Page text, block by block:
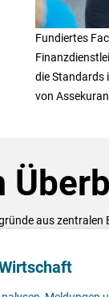
Fundiertes
die Standards
von
aus zentralen